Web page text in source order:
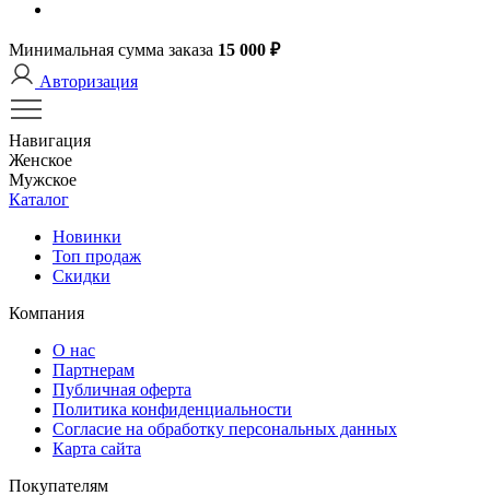
Минимальная сумма заказа 15 000 ₽
Авторизация
Навигация
Женское
Мужское
Каталог
Новинки
Топ продаж
Скидки
Компания
О нас
Партнерам
Публичная оферта
Политика конфиденциальности
Согласие на обработку персональных данных
Карта сайта
Покупателям